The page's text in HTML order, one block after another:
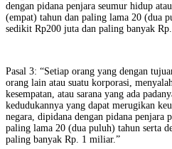
dengan pidana penjara seumur hidup
(empat) tahun dan paling lama 20 (dua
sedikit Rp200 juta dan paling banyak
Pasal 3: “Setiap orang yang dengan
orang lain atau suatu korporasi,
kesempatan, atau sarana yang ada
kedudukannya yang dapat merugikan
negara, dipidana dengan pidana penjara
paling lama 20 (dua puluh) tahun serta
paling banyak Rp. 1 miliar.”